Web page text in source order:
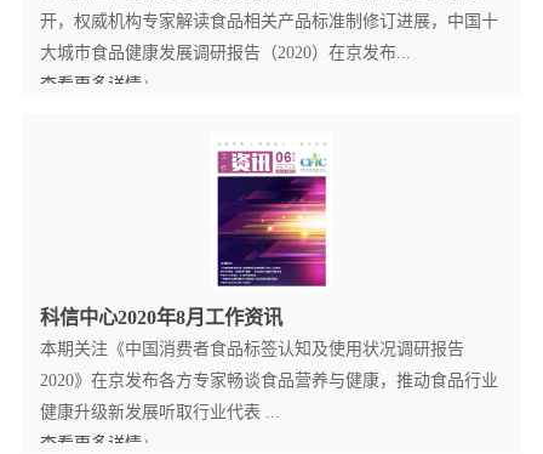
开，权威机构专家解读食品相关产品标准制修订进展，中国十
大城市食品健康发展调研报告（2020）在京发布...
查看更多详情+
科信中心2020年8月工作资讯
本期关注《中国消费者食品标签认知及使用状况调研报告
2020》在京发布各方专家畅谈食品营养与健康，推动食品行业
健康升级新发展听取行业代表 ...
查看更多详情+